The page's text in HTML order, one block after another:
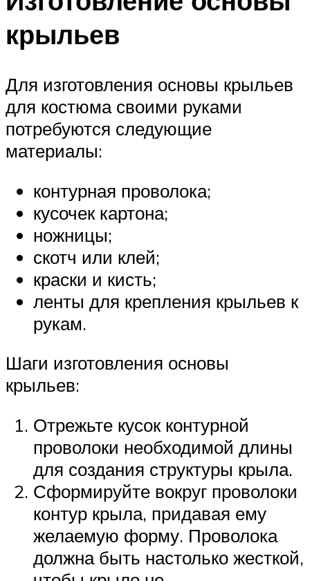
крыльев
Для изготовления основы крыльев
для костюма своими руками
потребуются следующие
материалы:
контурная проволока;
кусочек картона;
ножницы;
скотч или клей;
краски и кисть;
ленты для крепления крыльев к
рукам.
Шаги изготовления основы
крыльев:
Отрежьте кусок контурной
проволоки необходимой длины
для создания структуры крыла.
Сформируйте вокруг проволоки
контур крыла, придавая ему
желаемую форму. Проволока
должна быть настолько жесткой,